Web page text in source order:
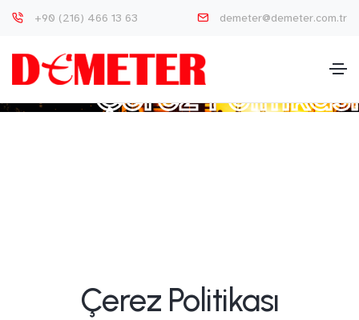
+90 (216) 466 13 63 demeter@demeter.com.tr
Çerez Politikası
Çerez Politikası